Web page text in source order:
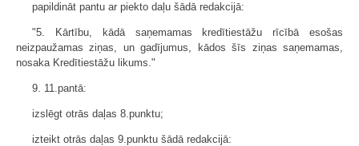
papildināt pantu ar piekto daļu šādā redakcijā:
"5. Kārtību, kādā saņemamas kredīt­iestāžu rīcībā esošas
neizpaužamas ziņas, un gadījumus, kādos šīs ziņas saņemamas,
nosaka Kredītiestāžu likums."
9. 11.pantā:
izslēgt otrās daļas 8.punktu;
izteikt otrās daļas 9.punktu šādā redakcijā: